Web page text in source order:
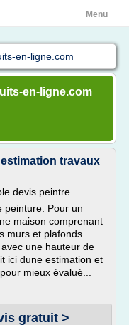
Menu
en-ligne.com
en-ligne.com
travaux
devis peintre.
peinture: Pour un
maison comprenant
murs et plafonds.
une hauteur de
ici dune estimation et
mieux évalué...
gratuit >